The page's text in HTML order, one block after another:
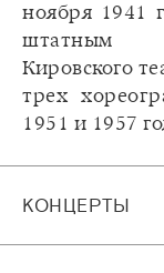
ноября 1941
штатным
Кировского
трех
1951 и 1957
КОНЦЕРТЫ